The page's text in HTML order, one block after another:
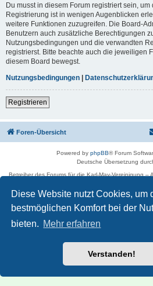
Diese Website nutzt Cookies, um
bestmöglichen Komfort bei der
bieten. Mehr erfahren
Verstanden!
Du musst in diesem Forum registriert sein,
Registrierung ist in wenigen Augenblicken
weitere Funktionen zuzugreifen. Die Board-
Benutzern auch zusätzliche Berechtigungen
Nutzungsbedingungen und die verwandten
registrierst. Bitte beachte auch die jeweiligen
diesem Board bewegst.
Nutzungsbedingungen |
Registrieren
Foren-Übersicht
Powered by phpBB® Forum
Deutsche Übersetzung
Betreiber des Forums für die Karl-May-Vereinigung –
in Zusammenarbeit mit der Karl-May-Stiftung
Impressum
Reisen zu Karl May – Leben ·